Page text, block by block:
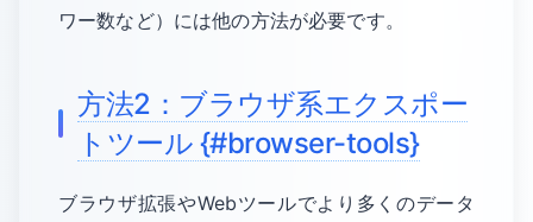
ワー数など）には他の方法が必要です。
方法2：ブラウザ系エクスポー
トツール {#browser-tools}
ブラウザ拡張やWebツールでより多くのデータ